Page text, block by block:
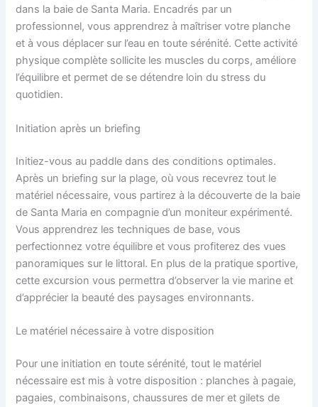
dans la baie de Santa Maria. Encadrés par un
professionnel, vous apprendrez à maîtriser votre planche
et à vous déplacer sur l’eau en toute sérénité. Cette activité
physique complète sollicite les muscles du corps, améliore
l’équilibre et permet de se détendre loin du stress du
quotidien.
Initiation après un briefing
Initiez-vous au paddle dans des conditions optimales.
Après un briefing sur la plage, où vous recevrez tout le
matériel nécessaire, vous partirez à la découverte de la baie
de Santa Maria en compagnie d’un moniteur expérimenté.
Vous apprendrez les techniques de base, vous
perfectionnez votre équilibre et vous profiterez des vues
panoramiques sur le littoral. En plus de la pratique sportive,
cette excursion vous permettra d’observer la vie marine et
d’apprécier la beauté des paysages environnants.
Le matériel nécessaire à votre disposition
Pour une initiation en toute sérénité, tout le matériel
nécessaire est mis à votre disposition : planches à pagaie,
pagaies, combinaisons, chaussures de mer et gilets de